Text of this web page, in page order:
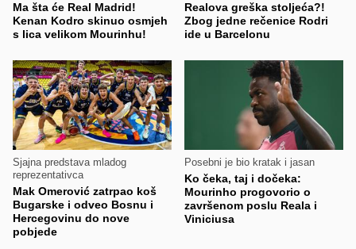
Ma šta će Real Madrid!
Kenan Kodro skinuo osmjeh
s lica velikom Mourinhu!
Realova greška stoljeća?!
Zbog jedne rečenice Rodri
ide u Barcelonu
Sjajna predstava mladog
reprezentativca
Mak Omerović zatrpao koš
Bugarske i odveo Bosnu i
Hercegovinu do nove
pobjede
Posebni je bio kratak i jasan
Ko čeka, taj i dočeka:
Mourinho progovorio o
završenom poslu Reala i
Viniciusa